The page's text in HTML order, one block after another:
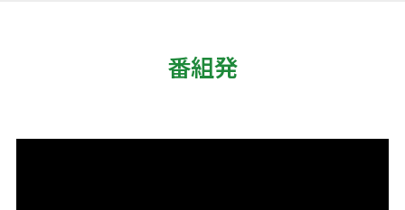
番組発